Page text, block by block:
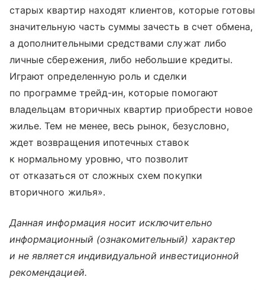
старых квартир находят клиентов, которые готовы
значительную часть суммы зачесть в счет обмена,
а дополнительными средствами служат либо
личные сбережения, либо небольшие кредиты.
Играют определенную роль и сделки
по программе трейд-ин, которые помогают
владельцам вторичных квартир приобрести новое
жилье. Тем не менее, весь рынок, безусловно,
ждет возвращения ипотечных ставок
к нормальному уровню, что позволит
от отказаться от сложных схем покупки
вторичного жилья».
Данная информация носит исключительно
информационный (ознакомительный) характер
и не является индивидуальной инвестиционной
рекомендацией.